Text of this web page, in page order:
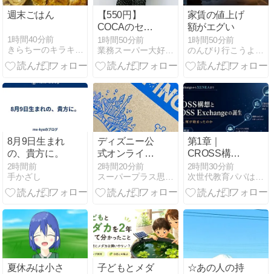
週末ごはん
1時間40分前
【550円】
COCAのセー
ルがヤバい！
1時間50分前
業務スーパー大好き専業主婦３児ママのブログ
家賃の値上げ
額がエグい
1時間50分前
8月9日生まれ
の、貴方に。
2時間前
手かざし
ディズニー公
式オンライン
ストア、段ボ
ールまで可愛
い♡
2時間20分前
第1章｜
CROSS構想
とCROSS
Exchangeの誕
生｜2018年、
のか
2時間30分前
夏休みは小さ
子どもとメダ
☆あの人の持